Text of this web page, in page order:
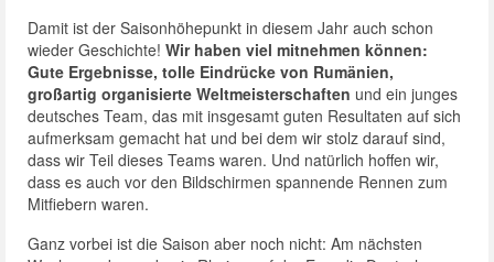
Damit ist der Saisonhöhepunkt in diesem Jahr auch schon
wieder Geschichte! Wir haben viel mitnehmen können:
Gute Ergebnisse, tolle Eindrücke von Rumänien,
großartig organisierte Weltmeisterschaften und ein junges
deutsches Team, das mit insgesamt guten Resultaten auf sich
aufmerksam gemacht hat und bei dem wir stolz darauf sind,
dass wir Teil dieses Teams waren. Und natürlich hoffen wir,
dass es auch vor den Bildschirmen spannende Rennen zum
Mitfiebern waren.
Ganz vorbei ist die Saison aber noch nicht: Am nächsten